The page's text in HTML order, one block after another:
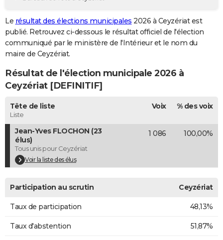
GUIDES D'ACHAT
BONS PLANS
CARTE DE VOEUX
Carte de Noël
Carte Bonne année
Carte Saint-Valentin
Carte Pâques
Carte d'anniversaire
DICTIONNAIRE
Dictionnaire
Biographies
Citations
Expressions
Proverbes
PROGRAMME TV
COPAINS D'AVANT
S'inscrire
Se connecter
Lycées
Collèges
Primaires
Universités
Entreprises
Service militaire
Avis de recherche
AVIS DE DÉCÈS
Bricolage
Lifestyle
Culture
Sport
Auto
Television
Voyage
Cinema
Le résultat des élections municipales 2026 à Ceyzériat est
publié. Retrouvez ci-dessous le résultat officiel de l'élection
communiqué par le ministère de l'Intérieur et le nom du
maire de Ceyzériat.
Résultat de l'élection municipale 2026 à
Ceyzériat [DEFINITIF]
Tête de liste
Liste
Voix % des voix
Jean-Yves FLOCHON (23
élus)
Tous unis pour Ceyzériat
Voir la liste des élus
1 086 100,00%
Participation au scrutin Ceyzériat
Taux de participation 48,13%
Taux d'abstention 51,87%